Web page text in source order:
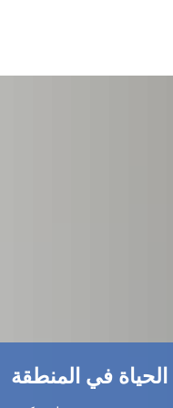
الحياة في المنطقة